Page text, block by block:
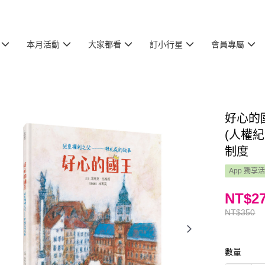
本月活動 大家都看 訂小行星 會員專屬
好心
(人權
制度
App 獨享
NT$350
數量